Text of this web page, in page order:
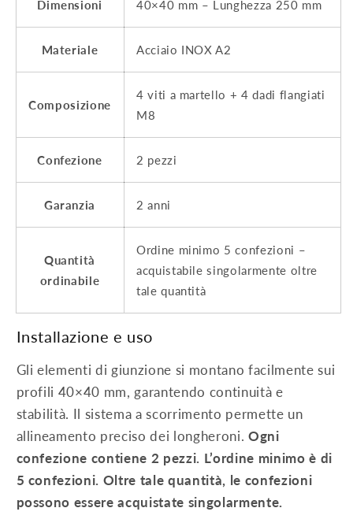
Dimensioni 40×40 mm – Lunghezza 250 mm
Materiale Acciaio INOX A2
Composizione
4 viti a martello + 4 dadi flangiati
M8
Confezione 2 pezzi
Garanzia 2 anni
Quantità
ordinabile
Ordine minimo 5 confezioni –
acquistabile singolarmente oltre
tale quantità
Installazione e uso
Gli elementi di giunzione si montano facilmente sui
profili 40×40 mm, garantendo continuità e
stabilità. Il sistema a scorrimento permette un
allineamento preciso dei longheroni. Ogni
confezione contiene 2 pezzi. L’ordine minimo è di
5 confezioni. Oltre tale quantità, le confezioni
possono essere acquistate singolarmente.